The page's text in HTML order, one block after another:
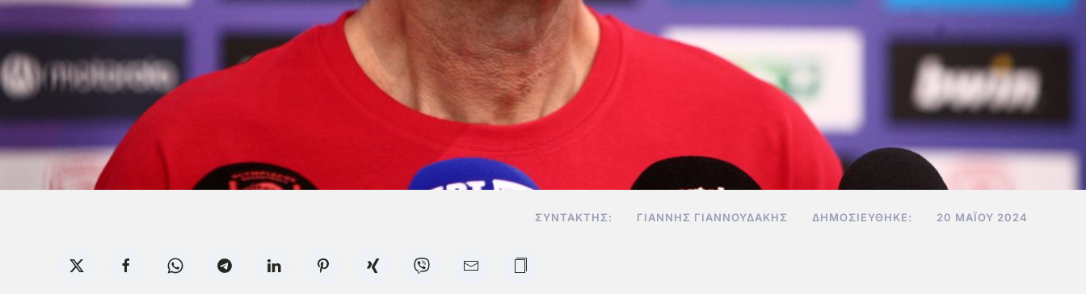
ΣΥΝΤΆΚΤΗΣ: ΓΙΆΝΝΗΣ ΓΙΑΝΝΟΥΔΆΚΗΣ ΔΗΜΟΣΙΕΎΘΗΚΕ: 20 ΜΑΪ́ΟΥ 2024